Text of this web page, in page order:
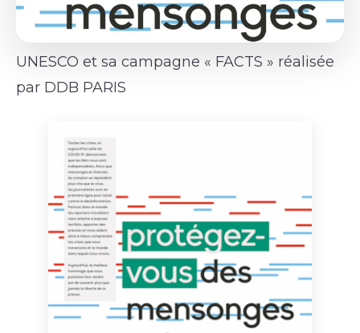
UNESCO et sa campagne « FACTS » réalisée
par DDB PARIS